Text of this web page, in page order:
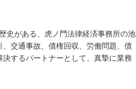
史がある、虎ノ門法律経済事務所の池
交通事故、債権回収、労働問題、債
するパートナーとして、真摯に業務